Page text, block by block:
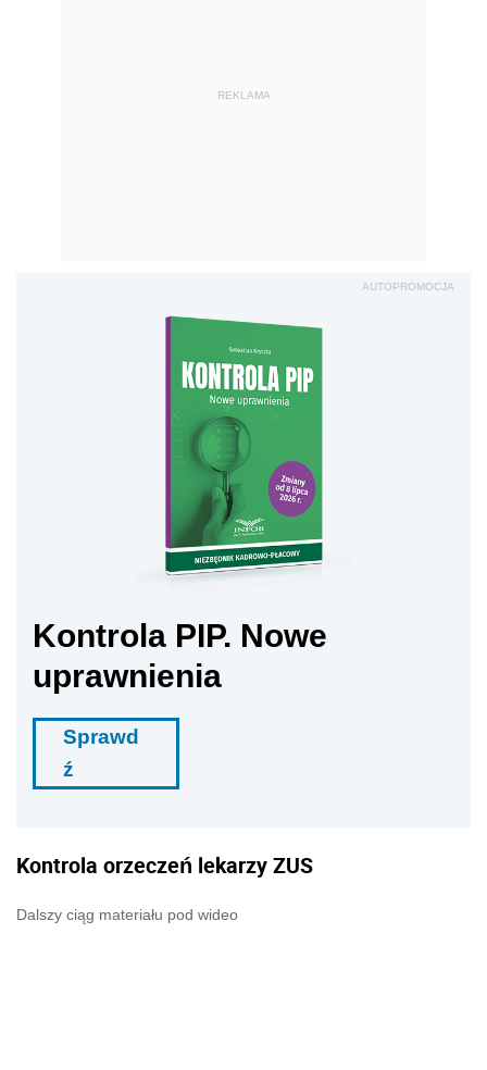
REKLAMA
AUTOPROMOCJA
Kontrola PIP. Nowe
uprawnienia
Sprawd
ź
Kontrola orzeczeń lekarzy ZUS
Dalszy ciąg materiału pod wideo